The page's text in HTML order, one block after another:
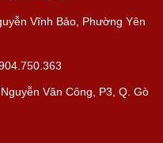
Vĩnh Bảo, Phường Yên
Văn Công, P3, Q. Gò